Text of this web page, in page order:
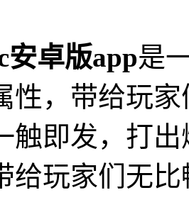
安卓版app是
性，带给玩
触即发，打
给玩家们无